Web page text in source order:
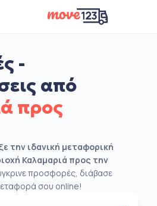
-
από
προς
την ιδανική μεταφορική
Καλαμαριά προς την
προσφορές, διάβασε
μεταφορά σου online!